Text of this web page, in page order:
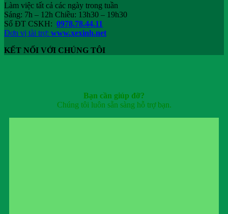
Làm việc tất cả các ngày trong tuần
Sáng: 7h – 12h Chiều: 13h30 – 19h30
Số ĐT CSKH: 0978.78.44.11
Đơn vị tài trợ: www.xexinh.net
KẾT NỐI VỚI CHÚNG TÔI
Bạn cần giúp đỡ?
Chúng tôi luôn sẵn sàng hỗ trợ bạn.